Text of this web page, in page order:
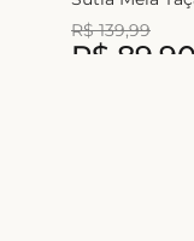
R$ 139,99
R$ 89 90